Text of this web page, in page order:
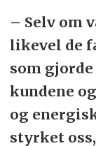
– Selv om
likevel de
som
kundene
og
styrket